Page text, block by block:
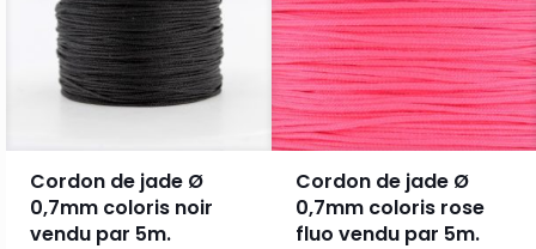
Cordon de jade Ø
0,7mm coloris noir
vendu par 5m.
Cordon de jade Ø
0,7mm coloris rose
fluo vendu par 5m.